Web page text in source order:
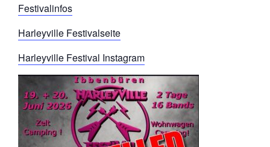
Festivalinfos
Harleyville Festivalseite
Harleyville Festival Instagram